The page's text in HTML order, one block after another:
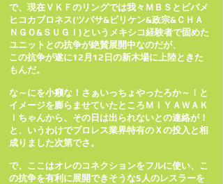
で、現在ＶＫＦのリングでは我々ＭＢＳとビバメ
ヒコカブロネス(ツバサ&ビリケン&政宗&ＣＨＡ
ＮＧＯ&ＳＵＧＩ)というメキシコ経験者で固めた
ユニットとの抗争が絶賛展開中なのだが、
この抗争が遂に12月12日の新木場に上陸ときた
もんだ。
な～にを小癪な！さぁいっちょやったろか～！と
イメージを膨らませていたところＭＩＹＡＷＡＫ
Ｉちゃんから、その日は出られないとの連絡が！
と、いうわけでプロレス業界特有のＸの投入と相
成りました次第でさ。
で、ここはオレのコネクションをフルに使い、こ
の抗争を有利に展開できそうな5人のレスラーを